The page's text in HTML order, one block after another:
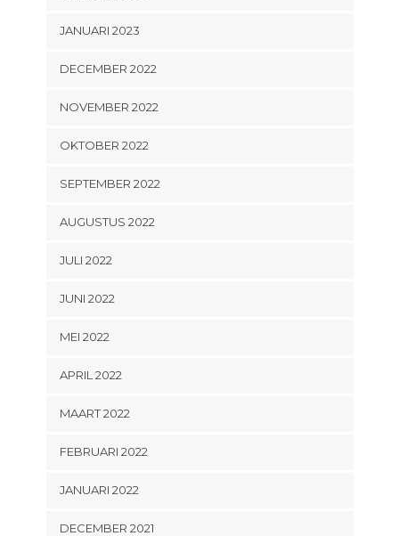
JANUARI 2023
DECEMBER 2022
NOVEMBER 2022
OKTOBER 2022
SEPTEMBER 2022
AUGUSTUS 2022
JULI 2022
JUNI 2022
MEI 2022
APRIL 2022
MAART 2022
FEBRUARI 2022
JANUARI 2022
DECEMBER 2021